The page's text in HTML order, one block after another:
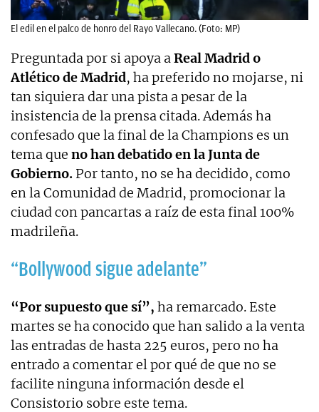
El edil en el palco de honro del Rayo Vallecano. (Foto: MP)
Preguntada por si apoya a Real Madrid o
Atlético de Madrid, ha preferido no mojarse, ni
tan siquiera dar una pista a pesar de la
insistencia de la prensa citada. Además ha
confesado que la final de la Champions es un
tema que no han debatido en la Junta de
Gobierno. Por tanto, no se ha decidido, como
en la Comunidad de Madrid, promocionar la
ciudad con pancartas a raíz de esta final 100%
madrileña.
“Bollywood sigue adelante”
“Por supuesto que sí”, ha remarcado. Este
martes se ha conocido que han salido a la venta
las entradas de hasta 225 euros, pero no ha
entrado a comentar el por qué de que no se
facilite ninguna información desde el
Consistorio sobre este tema.